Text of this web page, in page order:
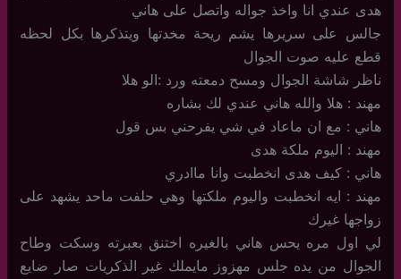
هدى عندي انا واخذ جواله واتصل على هاني
جالس على سريرها يشم ريحة مخدتها ويتذكرها بكل لحظه
قطع عليه صوت الجوال
ناظر شاشة الجوال ومسح دمعته ورد :الو هلا
مهند : هلا والله هاني عندي لك بشاره
هاني : مع ان ماعاد في شي يفرحني بس قول
مهند : اليوم ملكة هدى
هاني : كيف هدى انخطبت وانا ماادري
مهند : ايه انخطبت واليوم ملكتها وهي حلفت ماحد يشهد على
زواجها غيرك
لي اول مره يحس هاني بالغيره اختنق بعبرته وسكت وطاح
الجوال من يده جلس مهزوز مايملك غير الذكريات صار ضايع